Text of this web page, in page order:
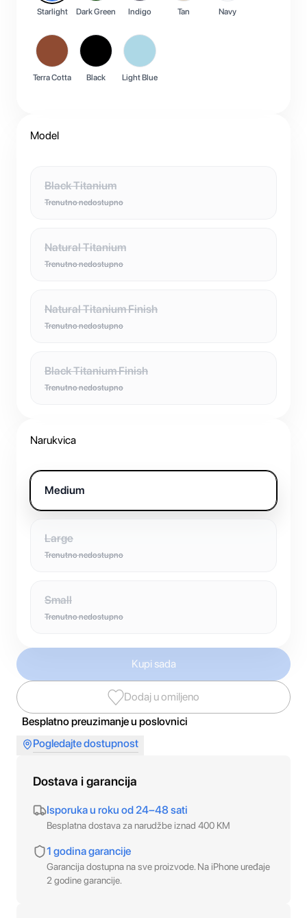
Starlight Dark Green Indigo Tan Navy
Terra Cotta Black Light Blue
Model
Black Titanium
Trenutno nedostupno
Natural Titanium
Trenutno nedostupno
Natural Titanium Finish
Trenutno nedostupno
Black Titanium Finish
Trenutno nedostupno
Narukvica
Medium
Large
Trenutno nedostupno
Small
Trenutno nedostupno
Kupi sada
Dodaj u omiljeno
Besplatno preuzimanje u poslovnici
Pogledajte dostupnost
Dostava i garancija
Isporuka u roku od 24–48 sati
Besplatna dostava za narudžbe iznad 400 KM
1 godina garancije
Garancija dostupna na sve proizvode. Na iPhone uređaje
2 godine garancije.